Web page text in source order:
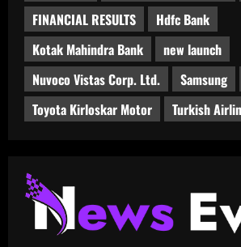
FINANCIAL RESULTS
Hdfc Bank
Kotak Mahindra Bank
new launch
Nuvoco Vistas Corp. Ltd.
Samsung
Toyota Kirloskar Motor
Turkish